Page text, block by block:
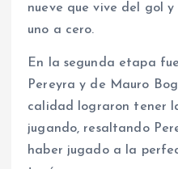
nueve que vive del gol y
uno a cero.
En la segunda etapa
Pereyra y de Mauro
calidad lograron tener
jugando, resaltando
haber jugado a la